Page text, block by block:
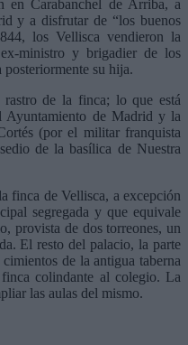
en Carabanchel de Arriba, a
y a disfrutar de “los buenos
los Vellisca vendieron la
ministro y brigadier de los
posteriormente su hija.
de la finca; lo que está
Ayuntamiento de Madrid y la
(por el militar franquista
de la basílica de Nuestra
finca de Vellisca, a excepción
segregada y que equivale
provista de dos torreones, un
El resto del palacio, la parte
de la antigua taberna
colindante al colegio. La
las aulas del mismo.